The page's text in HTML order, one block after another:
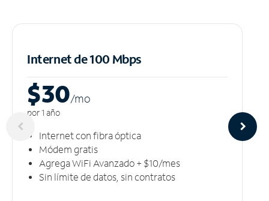
Internet de 100 Mbps
$30/mo
por 1 año
Internet con fibra óptica
Módem gratis
Agrega WiFi Avanzado + $10/mes
Sin límite de datos, sin contratos